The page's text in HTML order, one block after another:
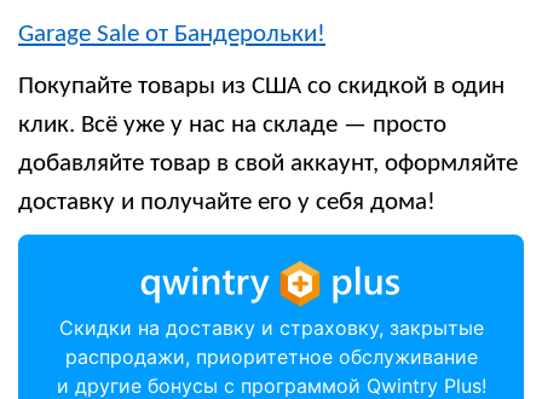
Garage Sale от Бандерольки!
Покупайте товары из США со скидкой в один
клик. Всё уже у нас на складе — просто
добавляйте товар в свой аккаунт, оформляйте
доставку и получайте его у себя дома!
Скидки на доставку и страховку, закрытые
распродажи, приоритетное обслуживание
и другие бонусы с программой Qwintry Plus!